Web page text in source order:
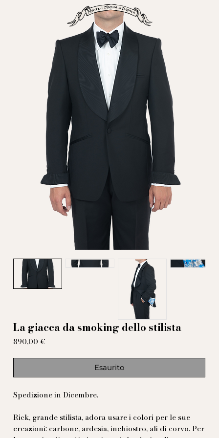
La giacca da smoking dello stilista
890,00 €
Esaurito
Spedizione in Dicembre.
Rick, grande stilista, adora usare i colori per le sue
creazioni: carbone, ardesia, inchiostro, ali di corvo. Per